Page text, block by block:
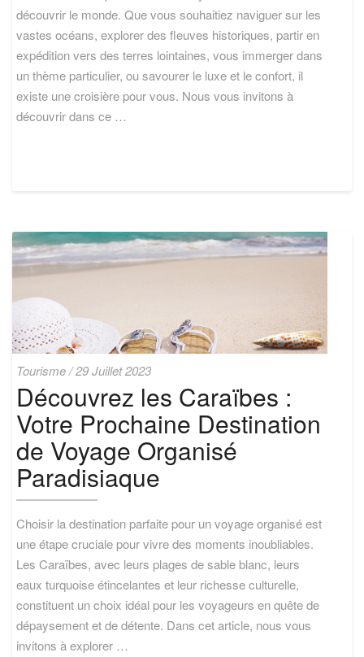
destinations ?
découvrir le monde. Que vous souhaitiez naviguer sur les
vastes océans, explorer des fleuves historiques, partir en
expédition vers des terres lointaines, vous immerger dans
un thème particulier, ou savourer le luxe et le confort, il
existe une croisière pour vous. Nous vous invitons à
découvrir dans ce …
Tourisme/29 Juillet 2023Découvrez
Caraïbes
:
Votre
Prochaine
Destination
de
Organisé
Paradisiaque
Découvrez les Caraïbes :
Votre Prochaine Destination
de Voyage Organisé
Paradisiaque
Choisir la destination parfaite pour un voyage organisé est
une étape cruciale pour vivre des moments inoubliables.
Les Caraïbes, avec leurs plages de sable blanc, leurs
eaux turquoise étincelantes et leur richesse culturelle,
constituent un choix idéal pour les voyageurs en quête de
dépaysement et de détente. Dans cet article, nous vous
invitons à explorer …